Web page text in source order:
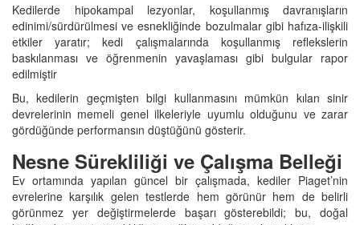
Kedilerde hipokampal lezyonlar, koşullanmış davranışların
edinimi/sürdürülmesi ve esnekliğinde bozulmalar gibi hafıza‑ilişkili
etkiler yaratır; kedi çalışmalarında koşullanmış reflekslerin
baskılanması ve öğrenmenin yavaşlaması gibi bulgular rapor
edilmiştir
Bu, kedilerin geçmişten bilgi kullanmasını mümkün kılan sinir
devrelerinin memeli genel ilkeleriyle uyumlu olduğunu ve zarar
gördüğünde performansın düştüğünü gösterir.
Nesne Sürekliliği ve Çalışma Belleği
Ev ortamında yapılan güncel bir çalışmada, kediler Piaget’nin
evrelerine karşılık gelen testlerde hem görünür hem de belirli
görünmez yer değiştirmelerde başarı gösterebildi; bu, doğal